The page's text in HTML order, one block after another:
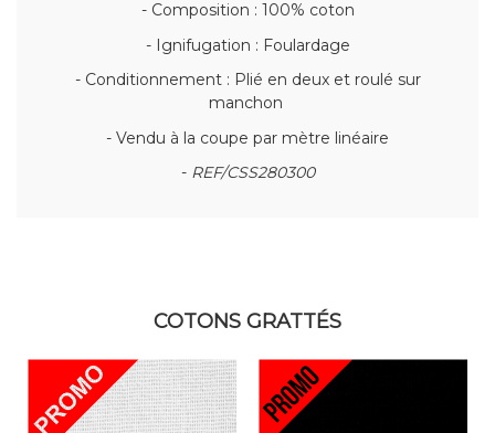
- Composition : 100% coton
- Ignifugation : Foulardage
- Conditionnement : Plié en deux et roulé sur
manchon
- Vendu à la coupe par mètre linéaire
- REF/CSS280300
COTONS GRATTÉS